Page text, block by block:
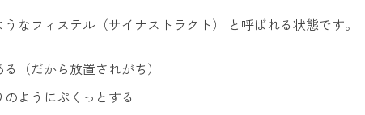
なフィステル（サイナストラクト） と呼ばれる状態です。
（だから放置されがち）
ようにぷくっとする